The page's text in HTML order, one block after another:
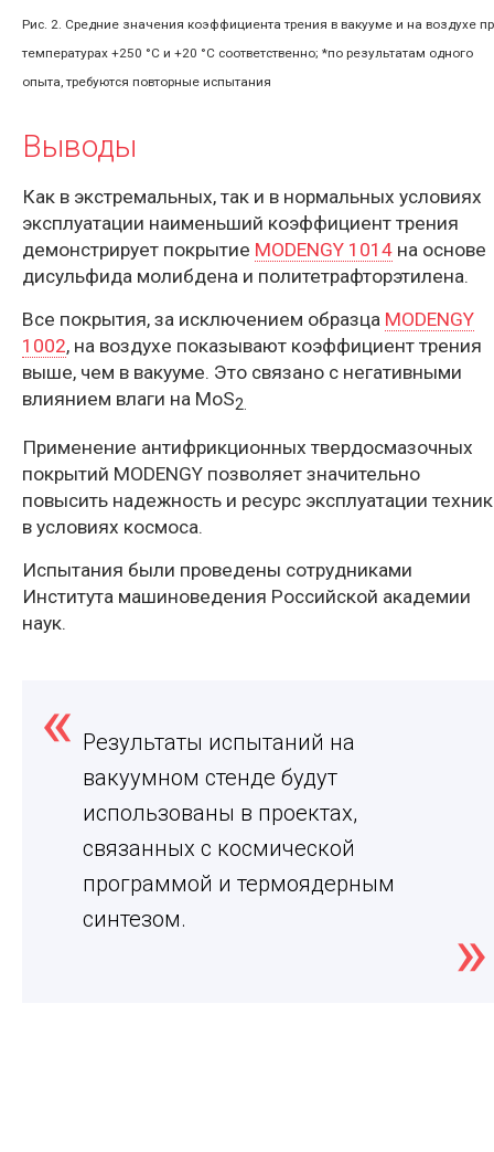
Рис. 2. Средние значения коэффициента трения в вакууме и на воздухе
температурах +250 °C и +20 °C соответственно; *по результатам одного
опыта, требуются повторные испытания
Выводы
Как в экстремальных, так и в нормальных условиях
эксплуатации наименьший коэффициент трения
демонстрирует покрытие MODENGY 1014 на основе
дисульфида молибдена и политетрафторэтилена.
Все покрытия, за исключением образца MODENGY
1002, на воздухе показывают коэффициент трения
выше, чем в вакууме. Это связано с негативными
влиянием влаги на MoS2.
Применение антифрикционных твердосмазочных
покрытий MODENGY позволяет значительно
повысить надежность и ресурс эксплуатации
в условиях космоса.
Испытания были проведены сотрудниками
Института машиноведения Российской академии
наук.
Результаты испытаний на
вакуумном стенде будут
использованы в проектах,
связанных с космической
программой и термоядерным
синтезом.